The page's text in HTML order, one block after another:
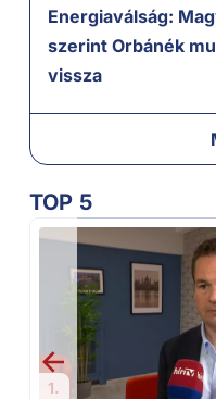
Energiaválság:
szerint Orbánék
vissza
TOP 5
1.